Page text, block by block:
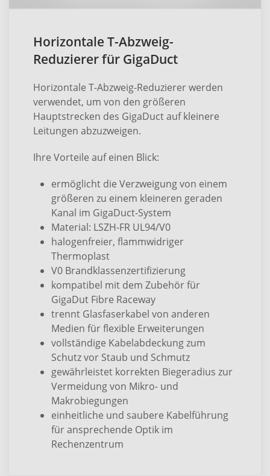
Horizontale T-Abzweig-
Reduzierer für GigaDuct
Horizontale T-Abzweig-Reduzierer werden
verwendet, um von den größeren
Hauptstrecken des GigaDuct auf kleinere
Leitungen abzuzweigen.
Ihre Vorteile auf einen Blick:
ermöglicht die Verzweigung von einem
größeren zu einem kleineren geraden
Kanal im GigaDuct-System
Material: LSZH-FR UL94/V0
halogenfreier, flammwidriger
Thermoplast
V0 Brandklassenzertifizierung
kompatibel mit dem Zubehör für
GigaDut Fibre Raceway
trennt Glasfaserkabel von anderen
Medien für flexible Erweiterungen
vollständige Kabelabdeckung zum
Schutz vor Staub und Schmutz
gewährleistet korrekten Biegeradius zur
Vermeidung von Mikro- und
Makrobiegungen
einheitliche und saubere Kabelführung
für ansprechende Optik im
Rechenzentrum